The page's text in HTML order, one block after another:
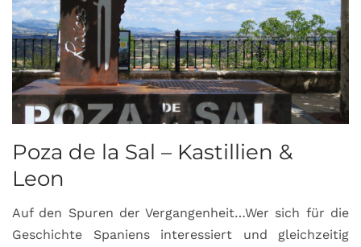
Poza de la Sal – Kastillien &
Leon
Auf den Spuren der Vergangenheit…Wer sich für die
Geschichte Spaniens interessiert und gleichzeitig